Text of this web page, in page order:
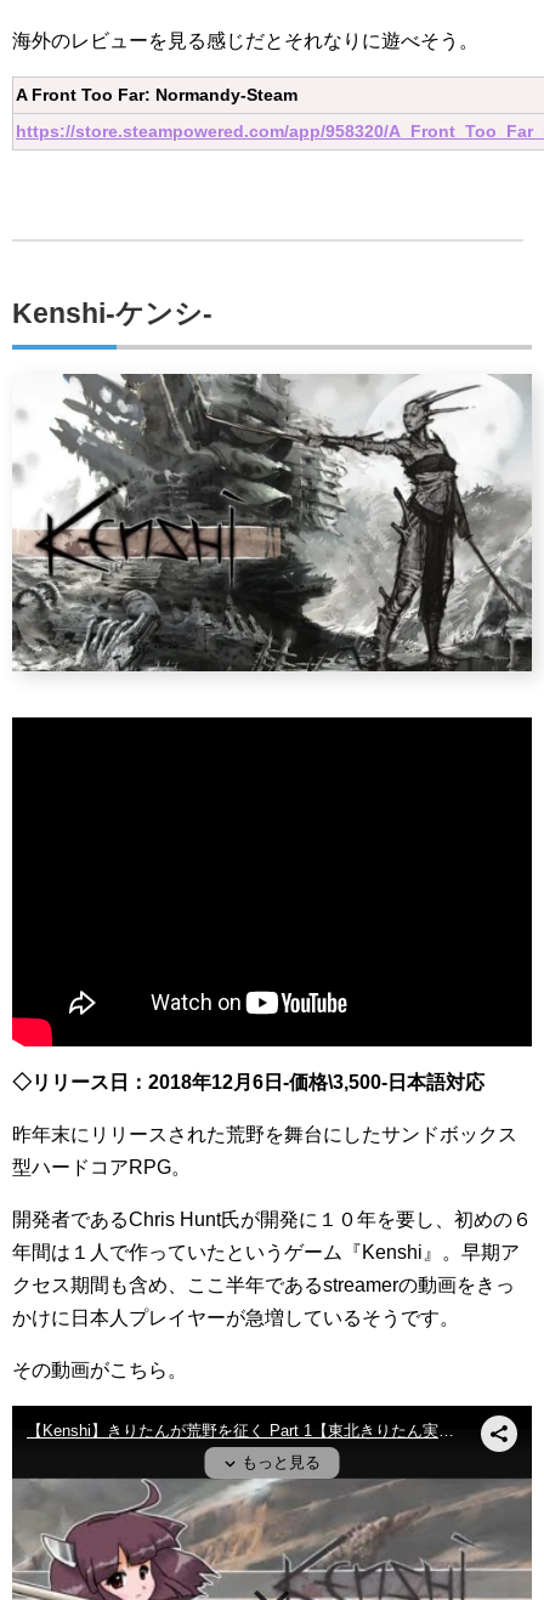
海外のレビューを見る感じだとそれなりに遊べそう。
A Front Too Far: Normandy-Steam
https://store.steampowered.com/app/958320/
Kenshi-ケンシ-
◇リリース日：2018年12月6日-価格\3,500-日本語対応
昨年末にリリースされた荒野を舞台にしたサンドボックス
型ハードコアRPG。
開発者であるChris Hunt氏が開発に１０年を要し、初めの６
年間は１人で作っていたというゲーム『Kenshi』。早期ア
クセス期間も含め、ここ半年であるstreamerの動画をきっ
かけに日本人プレイヤーが急増しているそうです。
その動画がこちら。